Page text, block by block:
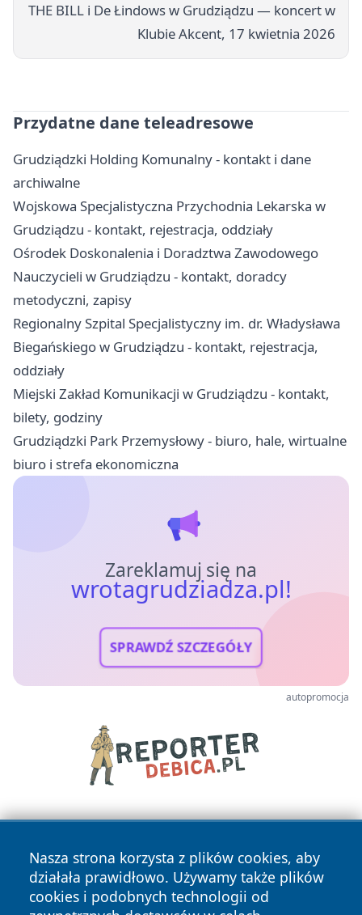
THE BILL i De Łindows w Grudziądzu — koncert w
Klubie Akcent, 17 kwietnia 2026
Przydatne dane teleadresowe
Grudziądzki Holding Komunalny - kontakt i dane
archiwalne
Wojskowa Specjalistyczna Przychodnia Lekarska w
Grudziądzu - kontakt, rejestracja, oddziały
Ośrodek Doskonalenia i Doradztwa Zawodowego
Nauczycieli w Grudziądzu - kontakt, doradcy
metodyczni, zapisy
Regionalny Szpital Specjalistyczny im. dr. Władysława
Biegańskiego w Grudziądzu - kontakt, rejestracja,
oddziały
Miejski Zakład Komunikacji w Grudziądzu - kontakt,
bilety, godziny
Grudziądzki Park Przemysłowy - biuro, hale, wirtualne
biuro i strefa ekonomiczna
Zareklamuj się na
wrotagrudziadza.pl!
SPRAWDŹ SZCZEGÓŁY
autopromocja
Nasza strona korzysta z plików cookies, aby
działała prawidłowo. Używamy także plików
cookies i podobnych technologii od